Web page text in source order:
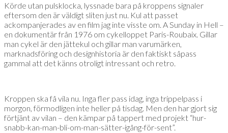
Körde utan pulsklocka, lyssnade bara på kroppens signaler
eftersom den är väldigt sliten just nu. Kul att passet
ackompanjerades av en film jag inte visste om. A Sunday in Hell –
en dokumentär från 1976 om cykelloppet Paris-Roubaix. Gillar
man cykel är den jättekul och gillar man varumärken,
marknadsföring och designhistoria är den faktiskt såpass
gammal att det känns otroligt intressant och retro.
Kroppen ska få vila nu. Inga fler pass idag, inga trippelpass i
morgon, förmodligen inte heller på tisdag. Men den har gjort sig
förtjänt av vilan – den kämpar på tappert med projekt “hur-
snabb-kan-man-bli-om-man-sätter-igång-för-sent”.